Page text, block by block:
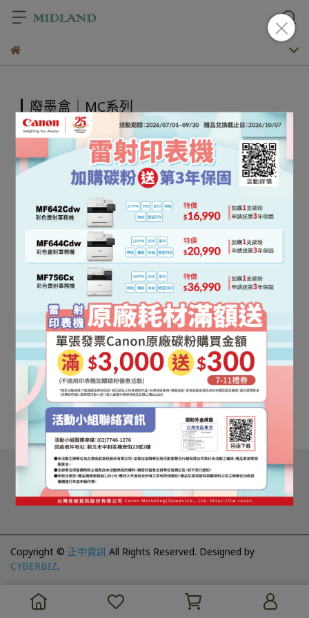
廢墨盒｜MC系列
預設排序 共 1 件商品
MC-50 廢墨盒
NT$5,000
加入購物車
Copyright © 正中資訊 All Rights Reserved. Designed by
CYBERBIZ.